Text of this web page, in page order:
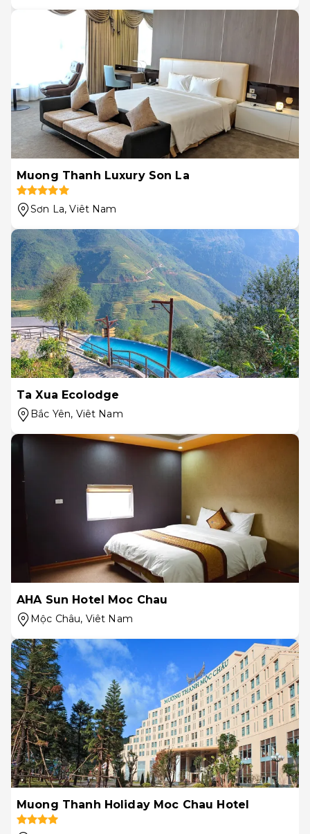
Muong Thanh Luxury Son La
Sơn La, Viêt Nam
Ta Xua Ecolodge
Bắc Yên, Viêt Nam
AHA Sun Hotel Moc Chau
Mộc Châu, Viêt Nam
Muong Thanh Holiday Moc Chau Hotel